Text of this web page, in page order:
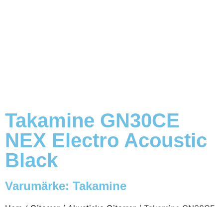
Takamine GN30CE
NEX Electro Acoustic
Black
Varumärke: Takamine